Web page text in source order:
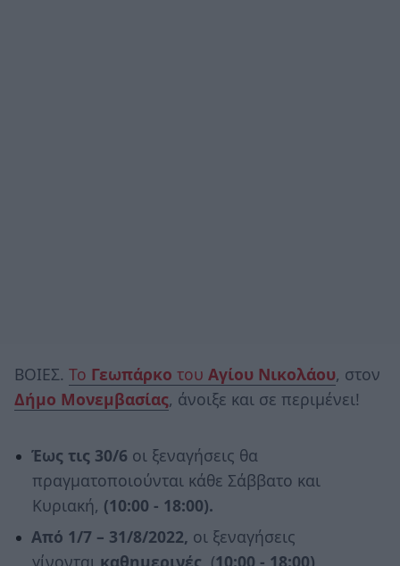
ΒΟΙΕΣ. Το Γεωπάρκο του Αγίου Νικολάου, στον
Δήμο Μονεμβασίας, άνοιξε και σε περιμένει!
Έως τις 30/6 οι ξεναγήσεις θα
πραγματοποιούνται κάθε Σάββατο και
Κυριακή, (10:00 - 18:00).
Από 1/7 – 31/8/2022, οι ξεναγήσεις
γίνονται καθημερινές, (10:00 - 18:00)